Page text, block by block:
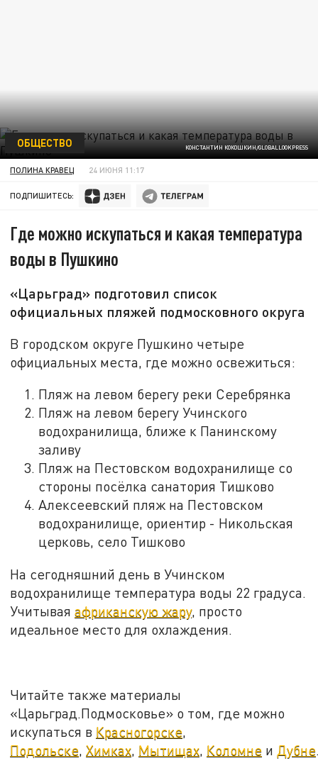
КОНСТАНТИН КОКОШКИН/GLOBALLOOKPRESS
ОБЩЕСТВО
ПОЛИНА КРАВЕЦ 24 ИЮНЯ 11:17
ПОДПИШИТЕСЬ:
Где можно искупаться и какая температура
воды в Пушкино
«Царьград» подготовил список
официальных пляжей подмосковного округа
В городском округе Пушкино четыре
официальных места, где можно освежиться:
Пляж на левом берегу реки Серебрянка
Пляж на левом берегу Учинского
водохранилища, ближе к Панинскому
заливу
Пляж на Пестовском водохранилище со
стороны посёлка санатория Тишково
Алексеевский пляж на Пестовском
водохранилище, ориентир - Никольская
церковь, село Тишково
На сегодняшний день в Учинском
водохранилище температура воды 22 градуса.
Учитываяафриканскую жару, просто
идеальное место для охлаждения.
Читайте также материалы
«Царьград.Подмосковье» о том, где можно
искупаться в Красногорске
Подольске ,Химках Мытищах Коломне и Дубне